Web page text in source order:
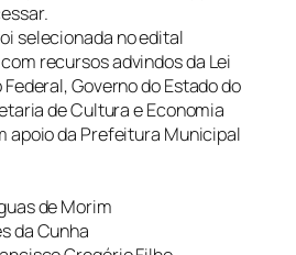
selecionada no edital
recursos advindos da Lei
Governo do Estado do
de Cultura e Economia
apoio da Prefeitura Municipal
de Morim
da Cunha